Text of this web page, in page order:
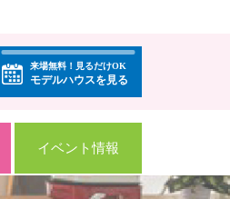
来場無料！見るだけOK
モデルハウスを見る
イベント情報